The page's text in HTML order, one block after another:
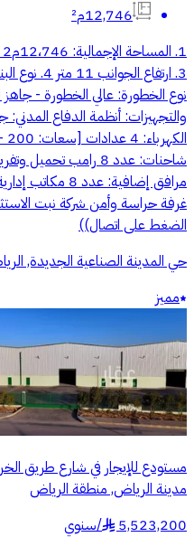
12,746م²
نوع الخطورة: عالي الخطورة - جاهز
والتجهيزات: أنظمة الدفاع
غرفة حراسة وأمن شركة نبت
الضغط على اتصال))
حي المدينة الصناعية الجديدة,
مميز
مستودع للإيجار في شارع طريق
مدينة الرياض, منطقة الرياض
5,523,200
§
/سنوي